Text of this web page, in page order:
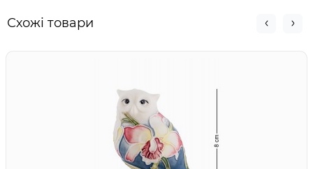
Схожі товари